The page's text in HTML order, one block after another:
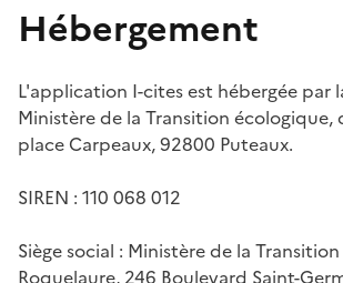
Hébergement
L'application I-cites est hébergée
Ministère de la Transition
place Carpeaux, 92800 Puteaux.
SIREN : 110 068 012
Siège social : Ministère de la
Roquelaure, 246 Boulevard Saint-